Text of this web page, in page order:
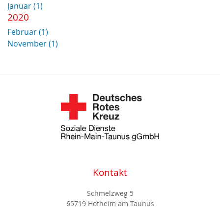
Januar (1)
2020
Februar (1)
November (1)
Kontakt
Schmelzweg 5
65719 Hofheim am Taunus